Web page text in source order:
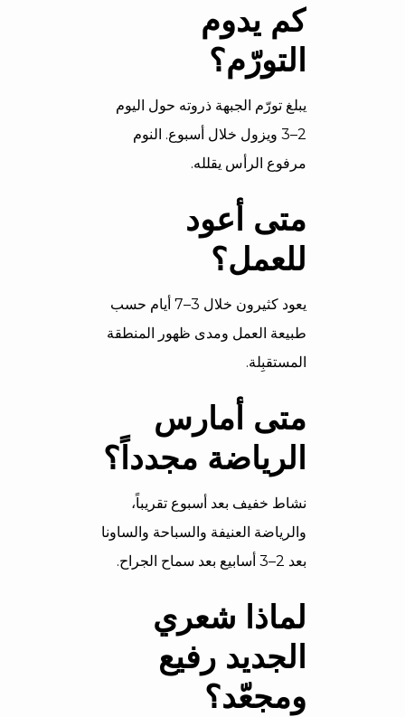
كم يدوم
التورّم؟
يبلغ تورّم الجبهة ذروته حول اليوم
2–3 ويزول خلال أسبوع. النوم
مرفوع الرأس يقلله.
متى أعود
للعمل؟
يعود كثيرون خلال 3–7 أيام حسب
طبيعة العمل ومدى ظهور المنطقة
المستقبِلة.
متى أمارس
الرياضة مجدداً؟
نشاط خفيف بعد أسبوع تقريباً،
والرياضة العنيفة والسباحة والساونا
بعد 2–3 أسابيع بعد سماح الجراح.
لماذا شعري
الجديد رفيع
ومجعّد؟